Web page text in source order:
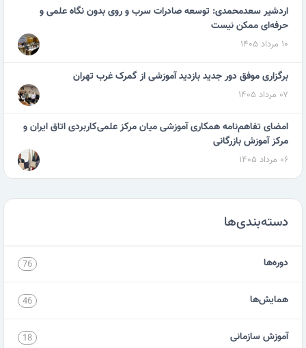
اردشیر سعدمحمدی: توسعه صادرات سرب و روی بدون نگاه علمی و
حرفه‌ای ممکن نیست
۱۰ مرداد ۱۴۰۵
برگزاری موفق دور جدید بازدید آموزشی از گمرک غرب تهران
۰۷ مرداد ۱۴۰۵
امضای تفاهم‌نامه همکاری آموزشی میان مرکز علمی‌کاربردی اتاق ایران و
مرکز آموزش بازرگانی
۰۶ مرداد ۱۴۰۵
دسته‌بندی‌ها
دوره‌ها 76
همایش‌ها 46
آموزش سازمانی 18